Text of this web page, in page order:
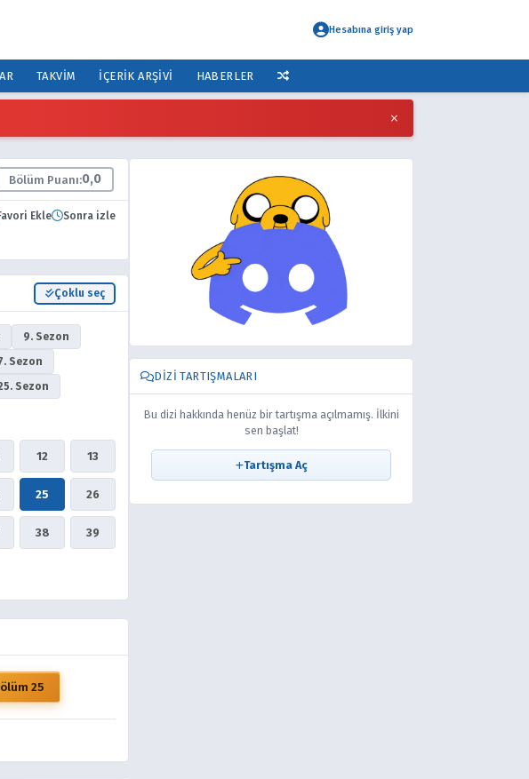
Hesabına giriş yap
TAKVIM İÇERIK ARŞIVI HABERLER
×
Bölüm Puanı:0,0
Ekle Sonra izle
Çoklu seç
9. Sezon
Sezon
Sezon
12 13
25 26
38 39
25
DIZI TARTIŞMALARI
Bu dizi hakkında henüz bir tartışma açılmamış. İlkini
sen başlat!
Tartışma Aç